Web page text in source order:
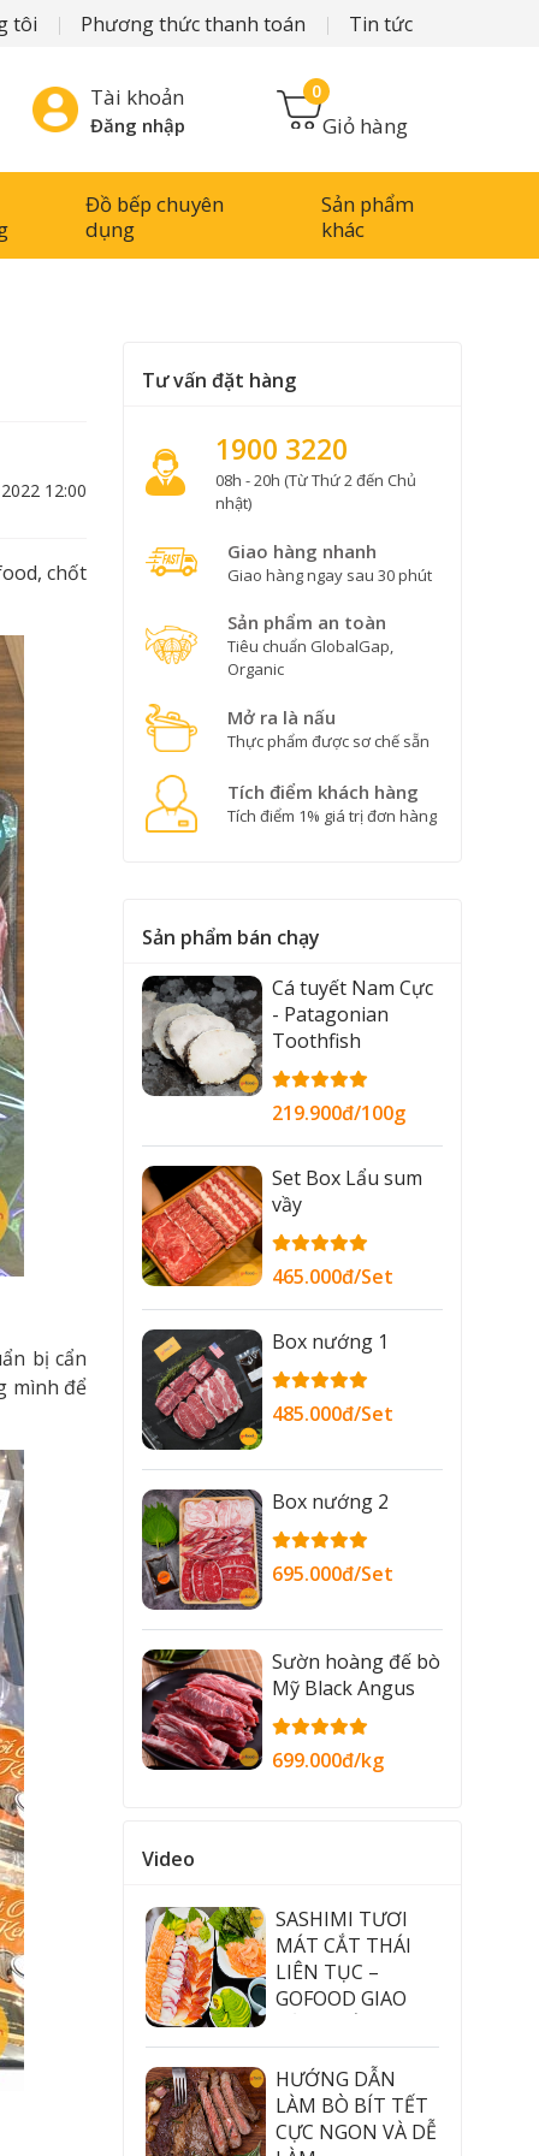
tôi Phương thức thanh toán Tin tức
Tài khoản
Đăng nhập Giỏ hàng
0
Đồ bếp chuyên
dụng
Sản phẩm
khác
12:00
chốt
bị cẩn
mình để
Tư vấn đặt hàng
1900 3220
08h - 20h (Từ Thứ 2 đến Chủ
nhật)
Giao hàng nhanh
Giao hàng ngay sau 30 phút
Sản phẩm an toàn
Tiêu chuẩn GlobalGap,
Organic
Mở ra là nấu
Thực phẩm được sơ chế sẵn
Tích điểm khách hàng
Tích điểm 1% giá trị đơn hàng
Sản phẩm bán chạy
Cá tuyết Nam Cực
- Patagonian
Toothfish
219.900đ/100g
Set Box Lẩu sum
vầy
465.000đ/Set
Box nướng 1
485.000đ/Set
Box nướng 2
695.000đ/Set
Sườn hoàng đế bò
Mỹ Black Angus
699.000đ/kg
Video
SASHIMI TƯƠI
MÁT CẮT THÁI
LIÊN TỤC –
GOFOOD GIAO
HƯỚNG DẪN
LÀM BÒ BÍT TẾT
CỰC NGON VÀ DỄ